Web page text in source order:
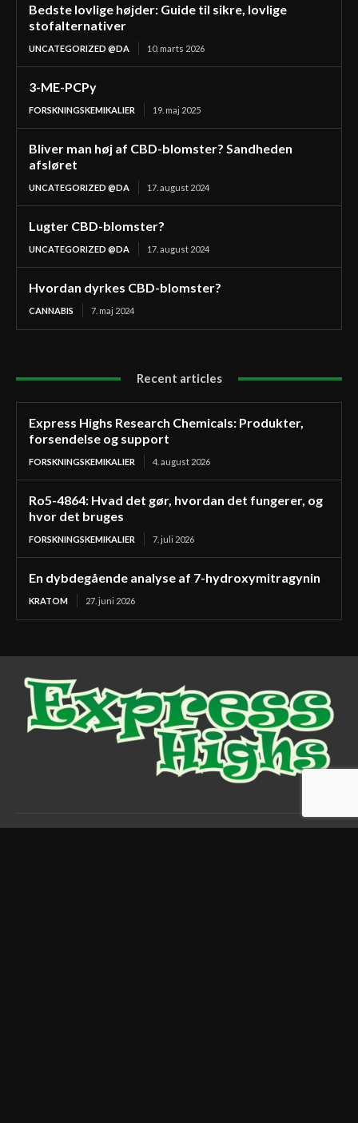
Bedste lovlige højder: Guide til sikre, lovlige
stofalternativer
UNCATEGORIZED @DA 10. marts 2026
3-ME-PCPy
FORSKNINGSKEMIKALIER 19. maj 2025
Bliver man høj af CBD-blomster? Sandheden
afsløret
UNCATEGORIZED @DA 17. august 2024
Lugter CBD-blomster?
UNCATEGORIZED @DA 17. august 2024
Hvordan dyrkes CBD-blomster?
CANNABIS 7. maj 2024
Recent articles
Express Highs Research Chemicals: Produkter,
forsendelse og support
FORSKNINGSKEMIKALIER 4. august 2026
Ro5-4864: Hvad det gør, hvordan det fungerer, og
hvor det bruges
FORSKNINGSKEMIKALIER 7. juli 2026
En dybdegående analyse af 7-hydroxymitragynin
KRATOM 27. juni 2026